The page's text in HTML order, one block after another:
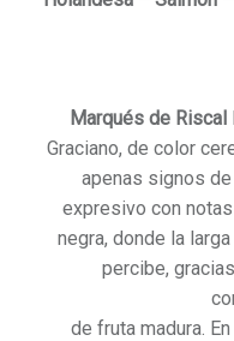
Marqués de Riscal
Graciano, de color
apenas signos
expresivo con
negra, donde la
percibe,
de fruta madura.